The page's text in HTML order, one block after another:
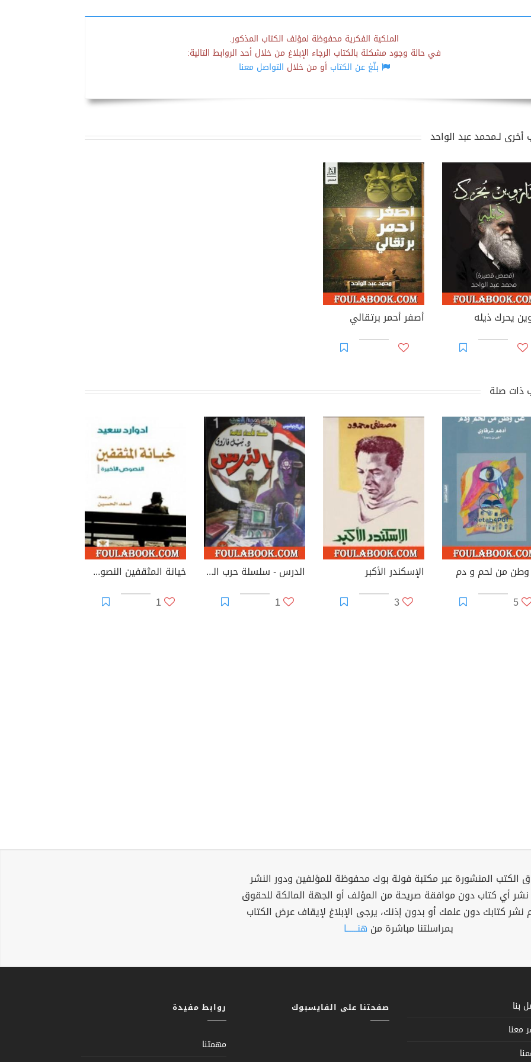
الملكية الفكرية محفوظة لمؤلف الكتاب المذكور.
في حالة وجود مشكلة بالكتاب الرجاء الإبلاغ من خلال أحد الروابط التالية:
بلّغ عن الكتابأو من خلال التواصل معنا
أخرى لـمحمد عبد الواحد
يحرك ذيله أصفر أحمر برتقالي
ذات صلة
من لحم و دم
5
الإسكندر الأكبر
3
الدرس - سلسلة حرب الجواسيس
1
خيانة المثقفين النصوص الأخيرة
1
الكتب المنشورة عبر مكتبة فولة بوك محفوظة للمؤلفين ودور النشر
نشر أي كتاب دون موافقة صريحة من المؤلف أو الجهة المالكة للحقوق
نشر كتابك دون علمك أو بدون إذنك، يرجى الإبلاغ لإيقاف عرض الكتاب
بمراسلتنا مباشرة من هنــــــا
بنا
معنا
صفحتنا على الفايسبوك روابط مفيدة
مهمتنا